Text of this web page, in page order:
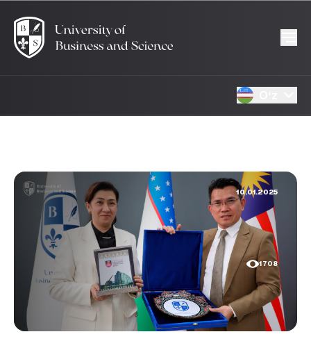
10.01.2025
1708